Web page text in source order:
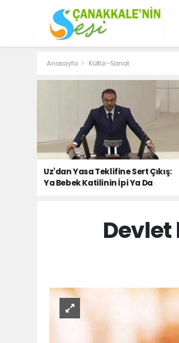
Anasayfa Kültür-Sanat
Uz'dan Yasa Teklifine Sert Çıkış:
Ya Bebek Katilinin İpi Ya Da
Devlet